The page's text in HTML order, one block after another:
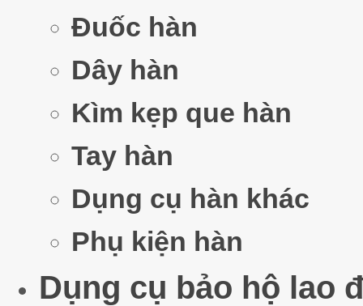
Đuốc hàn
Dây hàn
Kìm kẹp que hàn
Tay hàn
Dụng cụ hàn khác
Phụ kiện hàn
Dụng cụ bảo hộ lao